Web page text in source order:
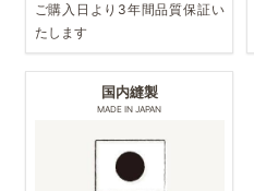
ご購入日より3年間品質保証い
たします
国内縫製
MADE IN JAPAN